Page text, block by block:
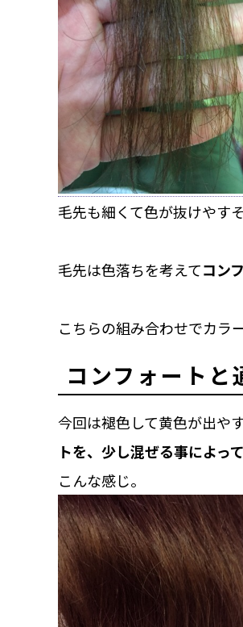
毛先も細くて色が抜けやす
毛先は色落ちを考えてコン
こちらの組み合わせでカラ
コンフォートと
今回は褪色して黄色が出や
トを、少し混ぜる事によっ
こんな感じ。